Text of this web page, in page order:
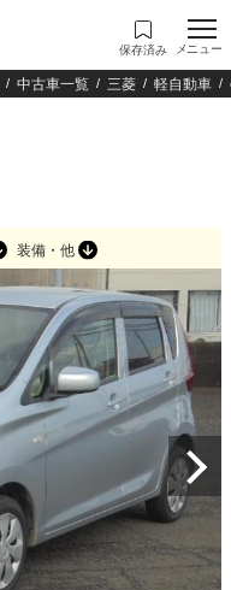
保存済み メニュー
中古車一覧 三菱 軽自動車
装備・他